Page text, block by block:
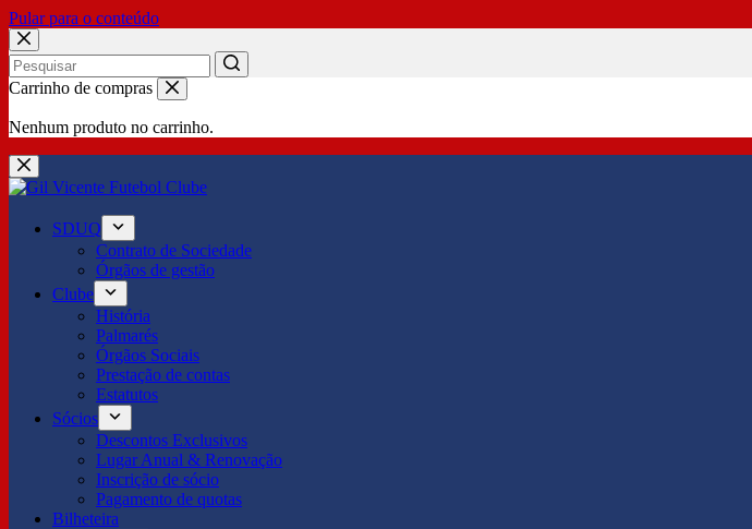
Pular para o conteúdo
No
Carrinho de compras
Nenhum produto no carrinho.
SDUQ
Contrato de Sociedade
Órgãos de gestão
Clube
História
Palmarés
Órgãos Sociais
Prestação de contas
Estatutos
Sócios
Descontos Exclusivos
Lugar Anual & Renovação
Inscrição de sócio
Pagamento de quotas
Bilheteira